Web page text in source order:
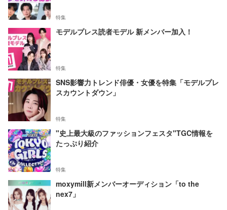
特集
モデルプレス読者モデル 新メンバー加入！
特集
SNS影響力トレンド俳優・女優を特集「モデルプレ
スカウントダウン」
特集
"史上最大級のファッションフェスタ"TGC情報を
たっぷり紹介
特集
moxymill新メンバーオーディション「to the
nex7」